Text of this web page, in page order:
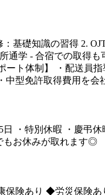
：基礎知識の習得 2.
通学 - 合宿での取得
ート体制】 ・配送員
中型免許取得費用を会
・特別休暇 ・慶弔
もお休みが取れます◎
険あり ◆労災保険